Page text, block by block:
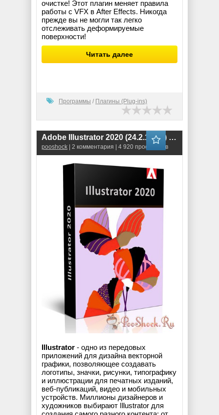
очистке! Этот плагин меняет правила
работы с VFX в After Effects. Никогда
прежде вы не могли так легко
отслеживать деформируемые
поверхности!
Читать далее
Программы / Плагины (Plug-ins)
Adobe Illustrator 2020 (24.2.1.496) RePack
pooshock | 2 комментария | 4 920 просмотров
Illustrator - одно из передовых
приложений для дизайна векторной
графики, позволяющее создавать
логотипы, значки, рисунки, типографику
и иллюстрации для печатных изданий,
веб-публикаций, видео и мобильных
устройств. Миллионы дизайнеров и
художников выбирают Illustrator для